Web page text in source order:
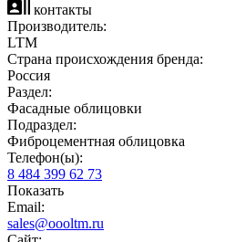
контакты
Производитель:
LTM
Страна происхождения бренда:
Россия
Раздел:
Фасадные облицовки
Подраздел:
Фиброцементная облицовка
Телефон(ы):
8 484 399 62 73
Показать
Email:
sales@oooltm.ru